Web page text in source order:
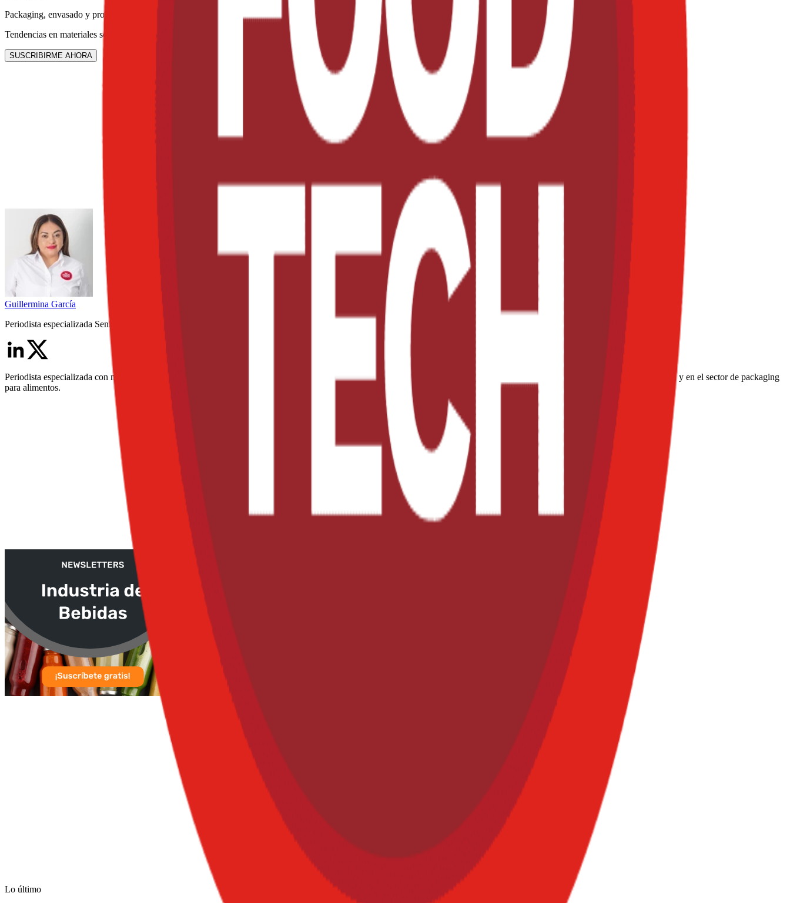
Packaging, envasado y procesamiento
Tendencias en materiales sostenibles, diseño de empaques y maquinaria para envasado.
SUSCRIBIRME AHORA
Guillermina García
Periodista especializada Senior
Periodista especializada con más de 15 años en medios de comunicación. En los últimos 8 años ha enfocado sus conocimientos y competencias en la industria de alimentos y bebidas, y en el sector de packaging
para alimentos.
Lo último